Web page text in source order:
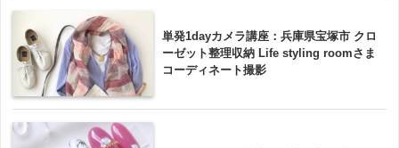
単発1dayカメラ講座：兵庫県宝塚市 クロ
ーゼット整理収納 Life styling roomさま
コーディネート撮影